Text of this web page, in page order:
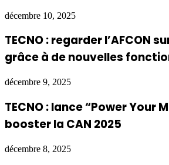
décembre 10, 2025
TECNO : regarder l’AFCON
grâce à de nouvelles
décembre 9, 2025
TECNO : lance “Power Your
booster la CAN 2025
décembre 8, 2025